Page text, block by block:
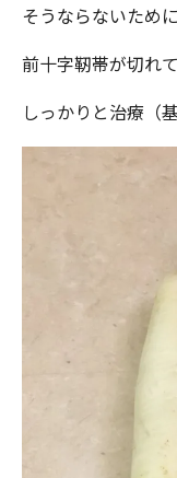
そうならないため
前十字靭帯が切れ
しっかりと治療（